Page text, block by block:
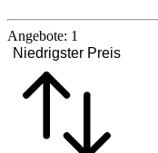
Angebote: 1
Niedrigster Preis